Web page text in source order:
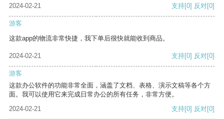
2024-02-21 支持[0] 反对[0]
游客
这款app的物流非常快捷，我下单后很快就能收到商品。
2024-02-21 支持[0] 反对[0]
游客
这款办公软件的功能非常全面，涵盖了文档、表格、演示文稿等各个方
面。我可以使用它来完成日常办公的所有任务，非常方便。
2024-02-21
支持[0] 反对[0]